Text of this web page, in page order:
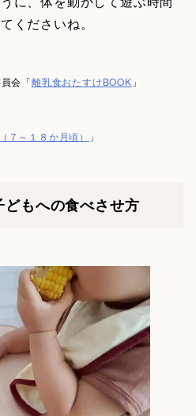
くださいね。
会「離乳食おたすけBOOK 」
７～１８か月頃） 」
どもへの食べさせ方